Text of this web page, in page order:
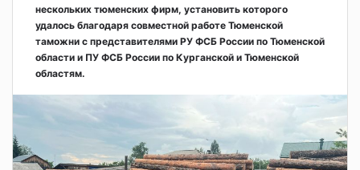
нескольких тюменских фирм, установить которого
удалось благодаря совместной работе Тюменской
таможни с представителями РУ ФСБ России по Тюменской
области и ПУ ФСБ России по Курганской и Тюменской
областям.